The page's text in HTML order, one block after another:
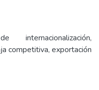
internacionalización,
competitiva, exportación